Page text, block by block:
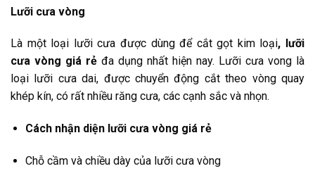
Lưỡi cưa vòng
Là một loại lưỡi cưa được dùng để cắt gọt kim loại, lưỡi
cưa vòng giá rẻ đa dụng nhất hiện nay. Lưỡi cưa vong là
loại lưỡi cưa dai, được chuyển động cắt theo vòng quay
khép kín, có rất nhiều răng cưa, các cạnh sắc và nhọn.
Cách nhận diện lưỡi cưa vòng giá rẻ
Chỗ cầm và chiều dày của lưỡi cưa vòng